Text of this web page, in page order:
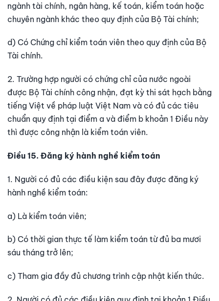
ngành tài chính, ngân hàng, kế toán, kiểm toán hoặc
chuyên ngành khác theo quy định của Bộ Tài chính;
d) Có Chứng chỉ kiểm toán viên theo quy định của Bộ
Tài chính.
2. Trường hợp người có chứng chỉ của nước ngoài
được Bộ Tài chính công nhận, đạt kỳ thi sát hạch bằng
tiếng Việt về pháp luật Việt Nam và có đủ các tiêu
chuẩn quy định tại điểm a và điểm b khoản 1 Điều này
thì được công nhận là kiểm toán viên.
Điều 15. Đăng ký hành nghề kiểm toán
1. Người có đủ các điều kiện sau đây được đăng ký
hành nghề kiểm toán:
a) Là kiểm toán viên;
b) Có thời gian thực tế làm kiểm toán từ đủ ba mươi
sáu tháng trở lên;
c) Tham gia đầy đủ chương trình cập nhật kiến thức.